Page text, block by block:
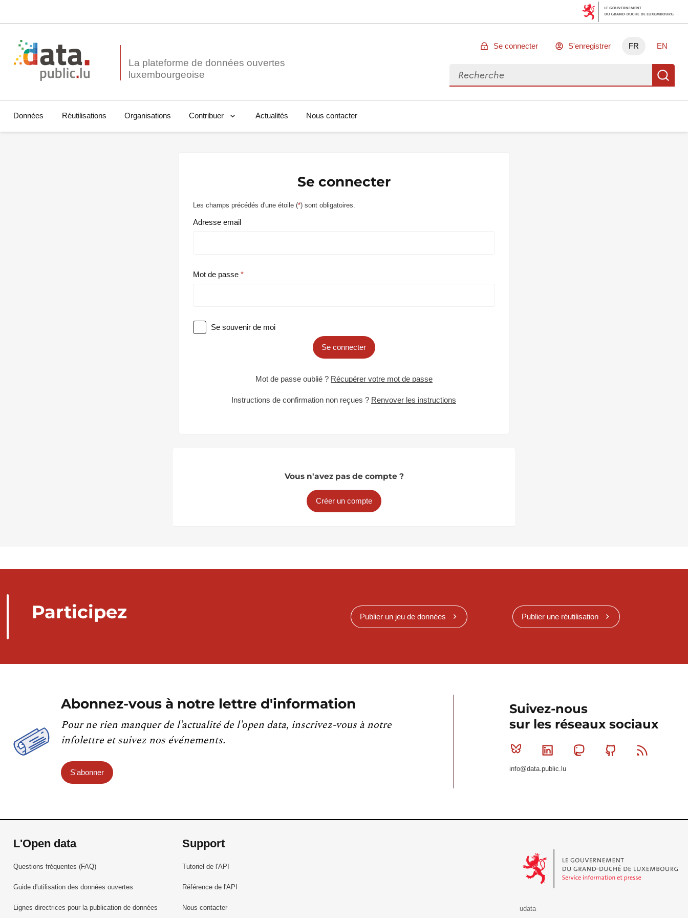
La plateforme de données ouvertes
Se connecter S'enregistrer FR EN
Rechercher des données
Données Réutilisations Organisations Contribuer Actualités Nous contacter
Se connecter
Les champs précédés d'une étoile (*) sont obligatoires.
Adresse email
Mot de passe
Se souvenir de moi
Se connecter
Mot de passe oublié ? Récupérer votre mot de passe
Instructions de confirmation non reçues ? Renvoyer les instructions
Vous n'avez pas de compte ?
Créer un compte
Participez Publier un jeu de données Publier une réutilisation
Abonnez-vous à notre lettre d'information
Pour ne rien manquer de l’actualité de l’open data, inscrivez-vous à notre
infolettre et suivez nos événements.
S'abonner
Suivez-nous
sur les réseaux sociaux
Bluesky Linkedin MastodonGithub
info@data.public.lu
L'Open data
Questions fréquentes (FAQ)
Guide d'utilisation des données ouvertes
Lignes directrices pour la publication de données
Support
Tutoriel de l'API
Référence de l'API
Nous contacter
udata